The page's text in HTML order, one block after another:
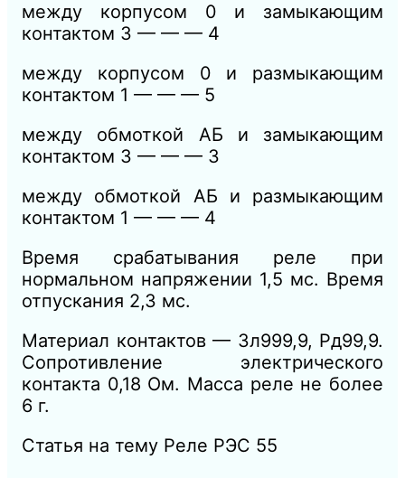
между корпусом 0 и замыкающим
контактом 3 — — — 4
между корпусом 0 и размыкающим
контактом 1 — — — 5
между обмоткой АБ и замыкающим
контактом 3 — — — 3
между обмоткой АБ и размыкающим
контактом 1 — — — 4
Время срабатывания реле при
нормальном напряжении 1,5 мс. Время
отпускания 2,3 мс.
Материал контактов — Зл999,9, Рд99,9.
Сопротивление электрического
контакта 0,18 Ом. Масса реле не более
6 г.
Статья на тему Реле РЭС 55